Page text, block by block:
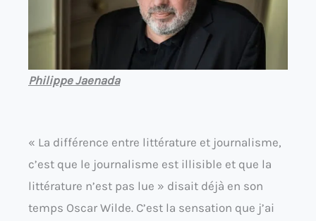
Philippe Jaenada
« La différence entre littérature et journalisme,
c’est que le journalisme est illisible et que la
littérature n’est pas lue » disait déjà en son
temps Oscar Wilde. C’est la sensation que j’ai